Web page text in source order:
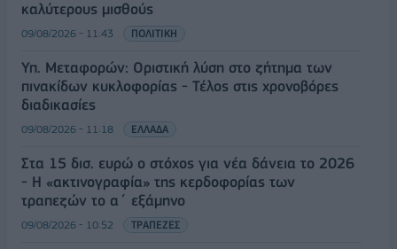
καλύτερους μισθούς
09/08/2026 - 11:43 ΠΟΛΙΤΙΚΗ
Υπ. Μεταφορών: Οριστική λύση στο ζήτημα των
πινακίδων κυκλοφορίας - Τέλος στις χρονοβόρες
διαδικασίες
09/08/2026 - 11:18 ΕΛΛΑΔΑ
Στα 15 δισ. ευρώ ο στόχος για νέα δάνεια το 2026
- Η «ακτινογραφία» της κερδοφορίας των
τραπεζών το α΄ εξάμηνο
09/08/2026 - 10:52 ΤΡΑΠΕΖΕΣ